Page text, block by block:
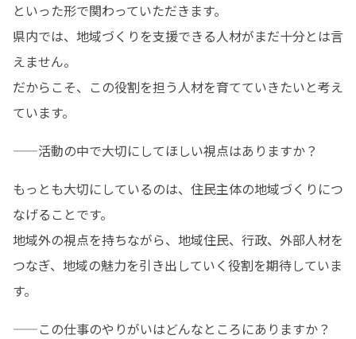
といった形で関わっていただきます。
県内では、地域づくりを支援できる人材がまだ十分とは言
えません。
だからこそ、この役割を担う人材を育てていきたいと考え
ています。
——活動の中で大切にしてほしい視点はありますか？
もっとも大切にしているのは、住民主体の地域づくりにつ
なげることです。
地域外の視点を持ちながら、地域住民、行政、外部人材を
つなぎ、地域の魅力を引き出していく役割を期待していま
す。
——この仕事のやりがいはどんなところにありますか？